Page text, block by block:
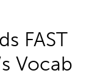
FAST
Vocab